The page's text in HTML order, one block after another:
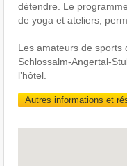
détendre. Le
de yoga et ateliers,
Les amateurs de sports
Schlossalm-Angertal-
l’hôtel.
Autres informations et